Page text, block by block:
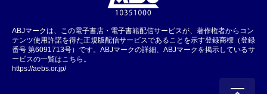
ABJマークは、この電子書店・電子書籍配信サービスが、著作権者からコン
テンツ使用許諾を得た正規版配信サービスであることを示す登録商標（登録
番号 第6091713号）です。ABJマークの詳細、ABJマークを掲示しているサ
ービスの一覧はこちら。
https://aebs.or.jp/